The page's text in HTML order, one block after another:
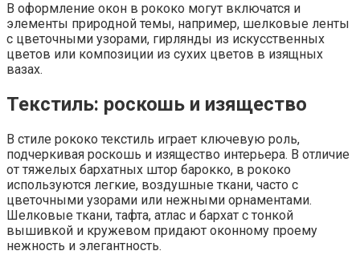
В оформление окон в рококо могут включатся и
элементы природной темы, например, шелковые ленты
с цветочными узорами, гирлянды из искусственных
цветов или композиции из сухих цветов в изящных
вазах.
Текстиль: роскошь и изящество
В стиле рококо текстиль играет ключевую роль,
подчеркивая роскошь и изящество интерьера. В отличие
от тяжелых бархатных штор барокко, в рококо
используются легкие, воздушные ткани, часто с
цветочными узорами или нежными орнаментами.
Шелковые ткани, тафта, атлас и бархат с тонкой
вышивкой и кружевом придают оконному проему
нежность и элегантность.